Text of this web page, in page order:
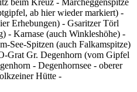
ab hier wieder markiert) -
Erhebungen) - Gsaritzer Törl
- Karnase (auch Winkleshöhe) -
See-Spitzen (auch Falkamspitze)
Grat Gr. Degenhorn (vom Gipfel
- Degenhornsee - oberer
Hütte -